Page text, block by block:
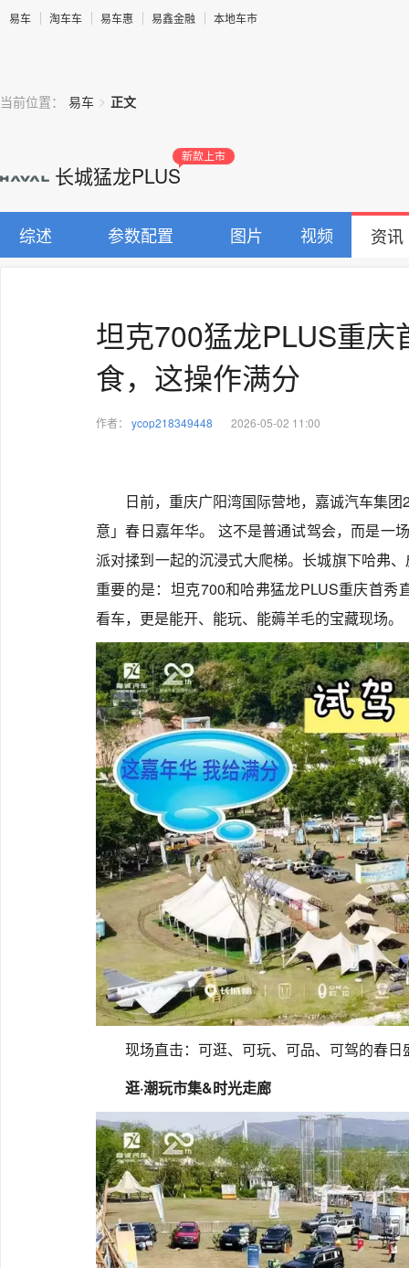
易车 淘车车 易车惠 易鑫金融 本地车市
当前位置： 易车 > 正文
长城猛龙PLUS
新款上市
综述 参数配置 图片 视频 资讯
坦克700猛龙PLUS重
食，这操作满分
作者： ycop218349448 2026-05-02 11:00
日前，重庆广阳湾国际营地，嘉诚汽车集
意」春日嘉年华。 这不是普通试驾会，而是一
派对揉到一起的沉浸式大爬梯。长城旗下哈弗
重要的是：坦克700和哈弗猛龙PLUS重庆首秀
看车，更是能开、能玩、能薅羊毛的宝藏现场。
现场直击：可逛、可玩、可品、可驾的春日
逛·潮玩市集&时光走廊